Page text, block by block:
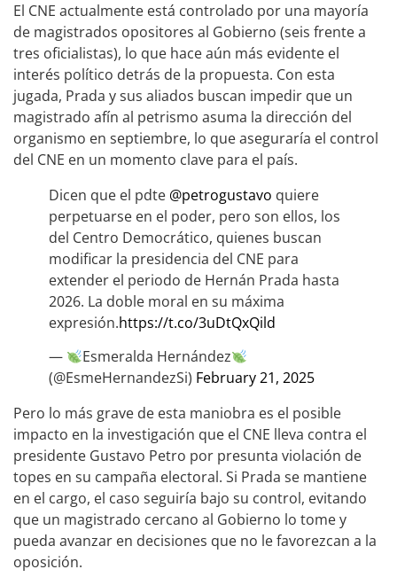
El CNE actualmente está controlado por una mayoría
de magistrados opositores al Gobierno (seis frente a
tres oficialistas), lo que hace aún más evidente el
interés político detrás de la propuesta. Con esta
jugada, Prada y sus aliados buscan impedir que un
magistrado afín al petrismo asuma la dirección del
organismo en septiembre, lo que aseguraría el control
del CNE en un momento clave para el país.
Dicen que el pdte @petrogustavo quiere
perpetuarse en el poder, pero son ellos, los
del Centro Democrático, quienes buscan
modificar la presidencia del CNE para
extender el periodo de Hernán Prada hasta
2026. La doble moral en su máxima
expresión.https://t.co/3uDtQxQild
—
Esmeralda Hernández
(@EsmeHernandezSi) February 21, 2025
Pero lo más grave de esta maniobra es el posible
impacto en la investigación que el CNE lleva contra el
presidente Gustavo Petro por presunta violación de
topes en su campaña electoral. Si Prada se mantiene
en el cargo, el caso seguiría bajo su control, evitando
que un magistrado cercano al Gobierno lo tome y
pueda avanzar en decisiones que no le favorezcan a la
oposición.